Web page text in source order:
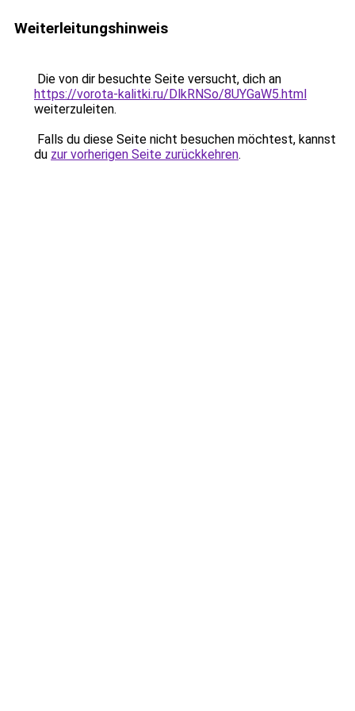
Weiterleitungshinweis
Die von dir besuchte Seite versucht, dich an
https://vorota-kalitki.ru/DlkRNSo/8UYGaW5.html
weiterzuleiten.
Falls du diese Seite nicht besuchen möchtest, kannst
du zur vorherigen Seite zurückkehren.